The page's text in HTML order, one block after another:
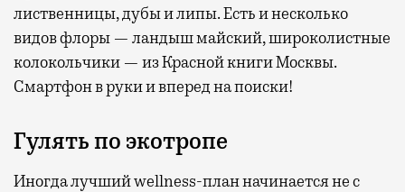
лиственницы, дубы и липы. Есть и несколько
видов флоры — ландыш майский, широколистные
колокольчики — из Красной книги Москвы.
Смартфон в руки и вперед на поиски!
Гулять по экотропе
Иногда лучший wellness-план начинается не с